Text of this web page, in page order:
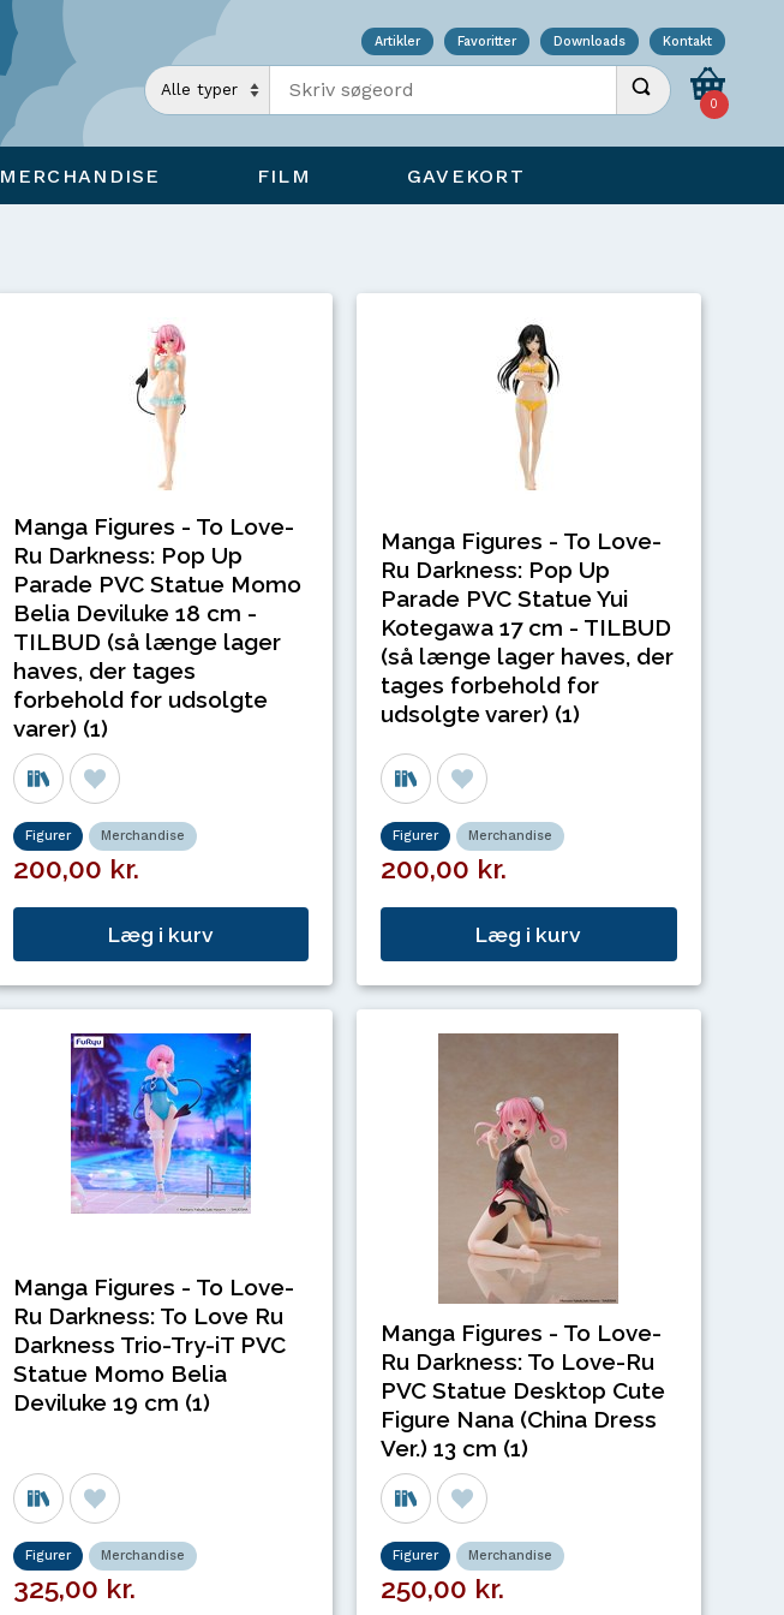
Artikler Favoritter Downloads Kontakt
Indtast søgeord Udfør søgning
0
MERCHANDISE FILM GAVEKORT
Manga Figures - To Love-
Ru Darkness: Pop Up
Parade PVC Statue Momo
Belia Deviluke 18 cm -
TILBUD (så længe lager
haves, der tages
forbehold for udsolgte
varer) (1)
Figurer Merchandise
200,00 kr.
Læg i kurv
Manga Figures - To Love-
Ru Darkness: Pop Up
Parade PVC Statue Yui
Kotegawa 17 cm - TILBUD
(så længe lager haves, der
tages forbehold for
udsolgte varer) (1)
Figurer Merchandise
200,00 kr.
Læg i kurv
Manga Figures - To Love-
Ru Darkness: To Love Ru
Darkness Trio-Try-iT PVC
Statue Momo Belia
Deviluke 19 cm (1)
Figurer Merchandise
325,00 kr.
Manga Figures - To Love-
Ru Darkness: To Love-Ru
PVC Statue Desktop Cute
Figure Nana (China Dress
Ver.) 13 cm (1)
Figurer Merchandise
250,00 kr.